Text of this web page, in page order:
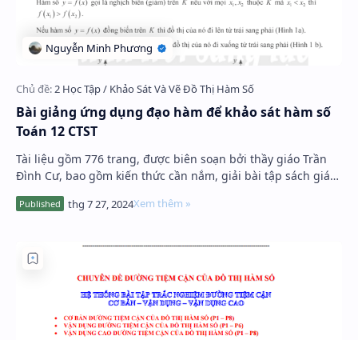
Bài giảng ứng dụng đạo hàm để khảo sát hàm số
Toán 12 CTST
Tài liệu gồm 776 trang, được biên soạn bởi thầy giáo Trần
Đình Cư, bao gồm kiến thức cần nắm, giải bài tập sách giáo
khoa, phương pháp giải các dạng …